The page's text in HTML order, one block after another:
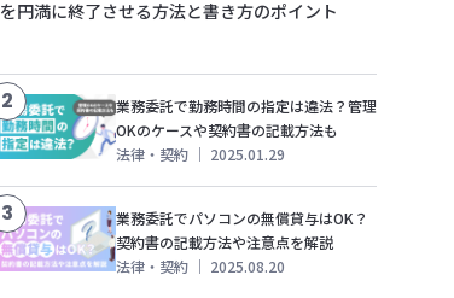
を円満に終了させる方法と書き方のポイント
2
業務委託で勤務時間の指定は違法？管理
OKのケースや契約書の記載方法も
法律・契約 ｜ 2025.01.29
3
業務委託でパソコンの無償貸与はOK？
契約書の記載方法や注意点を解説
法律・契約 ｜ 2025.08.20